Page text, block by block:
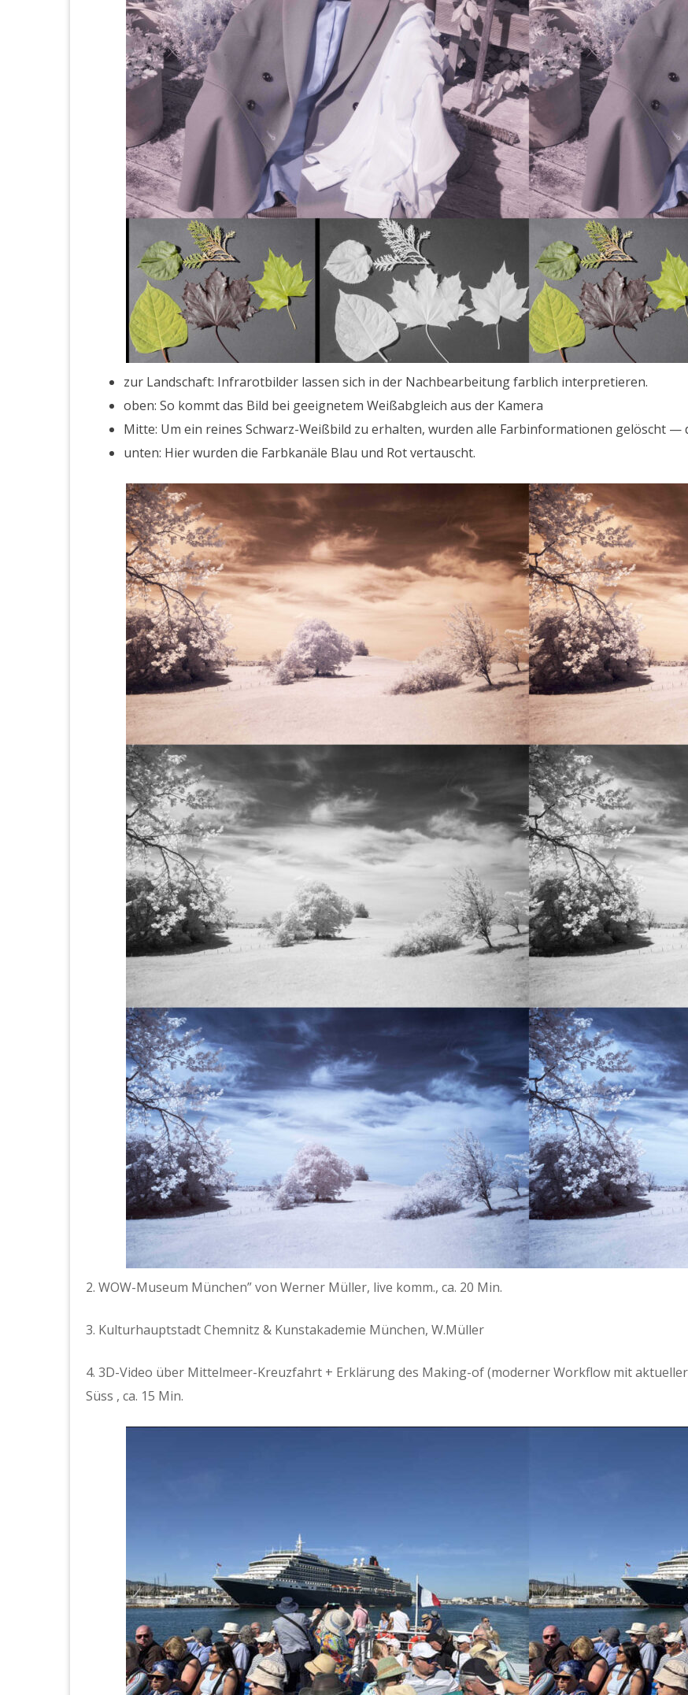
zur Land­schaft: Infrarot­bilder lassen sich in der Nach­bear­beitung far­blich inter­pretieren.
oben: So kommt das Bild bei geeignetem Weißab­gle­ich aus der Kam­era
Mitte: Um ein reines Schwarz-Weiß­bild zu erhal­ten, wur­den alle Farbin­for­ma­tio­nen gelöscht —
unten: Hier wur­den die Far­bkanäle Blau und Rot ver­tauscht.
2. WOW-Muse­um München” von Wern­er Müller, live komm., ca. 20 Min.
3. Kul­turhaupt­stadt Chem­nitz & Kun­stakademie München, W.Müller
4. 3D-Video über Mit­telmeer-Kreuz­fahrt + Erk­lärung des Mak­ing-of (mod­ern­er Work­flow mit
Süss , ca. 15 Min.